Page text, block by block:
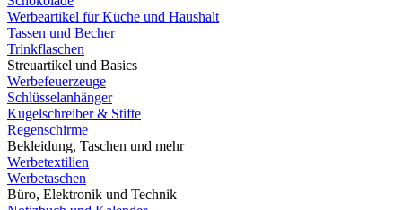
Werbeartikel für Küche und Haushalt
Tassen und Becher
Trinkflaschen
Streuartikel und Basics
Werbefeuerzeuge
Schlüsselanhänger
Kugelschreiber & Stifte
Regenschirme
Bekleidung, Taschen und mehr
Werbetextilien
Werbetaschen
Büro, Elektronik und Technik